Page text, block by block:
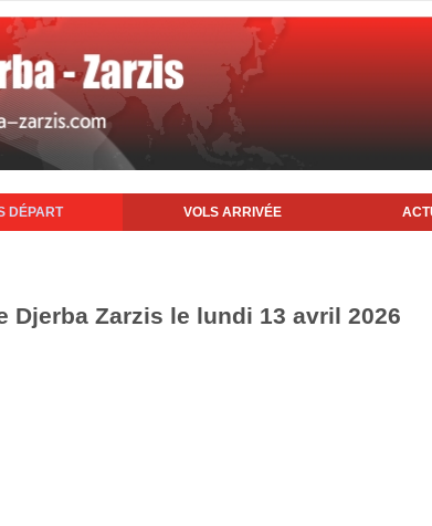
DÉPART VOLS ARRIVÉE
Djerba Zarzis le lundi 13 avril 2026